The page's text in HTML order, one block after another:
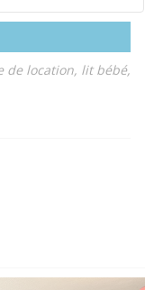
de location, lit bébé,